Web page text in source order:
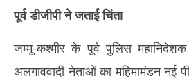
पूर्व डीजीपी ने जताई चिंता
जम्मू-कश्मीर के पूर्व पुलिस
अलगाववादी नेताओं का महिमामंडन नई